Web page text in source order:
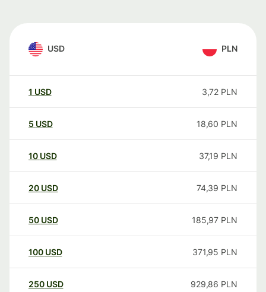
USD PLN
1 USD 3,72 PLN
5 USD 18,60 PLN
10 USD 37,19 PLN
20 USD 74,39 PLN
50 USD 185,97 PLN
100 USD 371,95 PLN
250 USD 929,86 PLN